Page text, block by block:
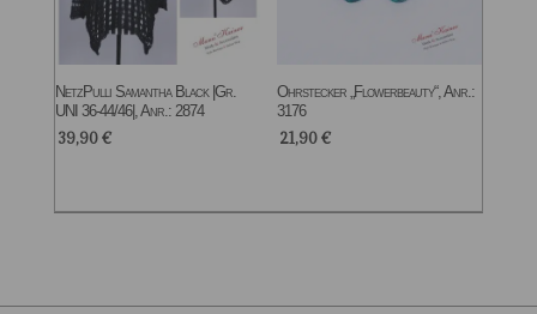
NetzPulli Samantha Black |Gr.
UNI 36-44/46|, Anr.: 2874
39,90€
Ohrstecker „Flowerbeauty“, Anr.:
3176
21,90€